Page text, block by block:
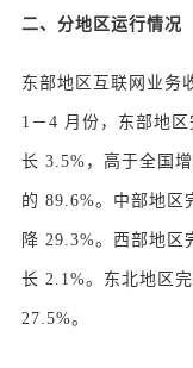
二、分地区运行情况
东部地区互联网业务
1－4 月份，东部地
长 3.5%，高于全国
的 89.6%。中部地区
降 29.3%。西部地区
长 2.1%。东北地区
27.5%。